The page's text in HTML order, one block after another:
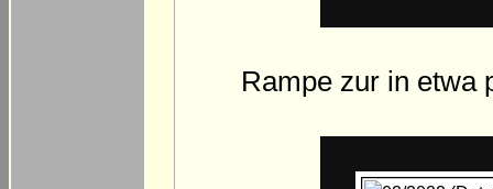
Rampe zur in etwa